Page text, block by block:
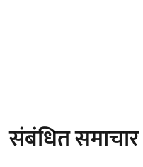
संबंधित समाचार